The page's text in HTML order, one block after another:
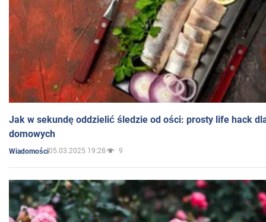
Jak w sekundę oddzielić śledzie od ości: prosty life hack
domowych
Wiadomości05.03.2025 19:28 9